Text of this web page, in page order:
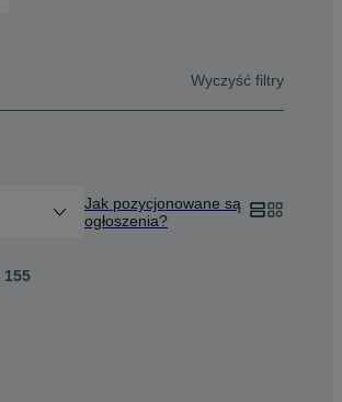
Wyczyść filtry
Jak pozycjonowane są
ogłoszenia?
155